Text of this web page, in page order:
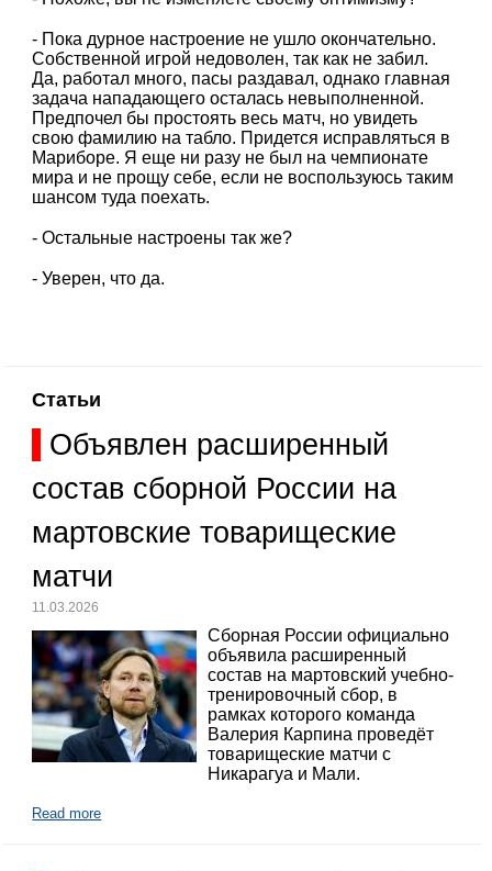
- Пока дурное настроение не ушло окончательно.
Собственной игрой недоволен, так как не забил.
Да, работал много, пасы раздавал, однако главная
задача нападающего осталась невыполненной.
Предпочел бы простоять весь матч, но увидеть
свою фамилию на табло. Придется исправляться в
Мариборе. Я еще ни разу не был на чемпионате
мира и не прощу себе, если не воспользуюсь таким
шансом туда поехать.
- Остальные настроены так же?
- Уверен, что да.
Статьи
Объявлен расширенный
состав сборной России на
мартовские товарищеские
матчи
11.03.2026
Сборная России официально
объявила расширенный
состав на мартовский учебно-
тренировочный сбор, в
рамках которого команда
Валерия Карпина проведёт
товарищеские матчи с
Никарагуа и Мали.
Read more